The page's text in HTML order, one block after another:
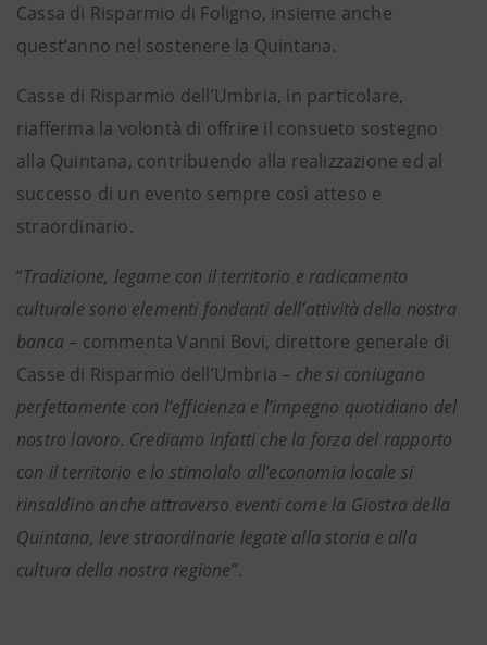
Cassa di Risparmio di Foligno, insieme anche
quest’anno nel sostenere la Quintana.
Casse di Risparmio dell’Umbria, in particolare,
riafferma la volontà di offrire il consueto sostegno
alla Quintana, contribuendo alla realizzazione ed al
successo di un evento sempre così atteso e
straordinario.
“Tradizione, legame con il territorio e radicamento
culturale sono elementi fondanti dell’attività della nostra
banca – commenta Vanni Bovi, direttore generale di
Casse di Risparmio dell’Umbria – che si coniugano
perfettamente con l’efficienza e l’impegno quotidiano del
nostro lavoro. Crediamo infatti che la forza del rapporto
con il territorio e lo stimolalo all’economia locale si
rinsaldino anche attraverso eventi come la Giostra della
Quintana, leve straordinarie legate alla storia e alla
cultura della nostra regione”.